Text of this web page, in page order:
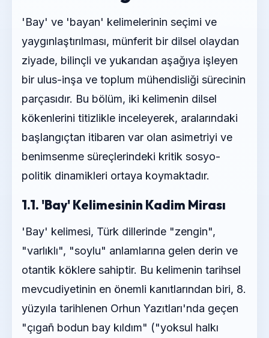
'Bay' ve 'bayan' kelimelerinin seçimi ve
yaygınlaştırılması, münferit bir dilsel olaydan
ziyade, bilinçli ve yukarıdan aşağıya işleyen
bir ulus-inşa ve toplum mühendisliği sürecinin
parçasıdır. Bu bölüm, iki kelimenin dilsel
kökenlerini titizlikle inceleyerek, aralarındaki
başlangıçtan itibaren var olan asimetriyi ve
benimsenme süreçlerindeki kritik sosyo-
politik dinamikleri ortaya koymaktadır.
1.1. 'Bay' Kelimesinin Kadim Mirası
'Bay' kelimesi, Türk dillerinde "zengin",
"varlıklı", "soylu" anlamlarına gelen derin ve
otantik köklere sahiptir. Bu kelimenin tarihsel
mevcudiyetinin en önemli kanıtlarından biri, 8.
yüzyıla tarihlenen Orhun Yazıtları'nda geçen
"çıgañ bodun bay kıldım" ("yoksul halkı